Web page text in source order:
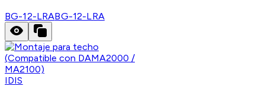
BG-12-LRABG-12-LRA
IDIS